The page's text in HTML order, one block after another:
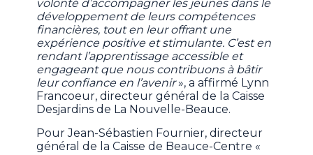
volonté d’accompagner les jeunes dans le
développement de leurs compétences
financières, tout en leur offrant une
expérience positive et stimulante. C’est en
rendant l’apprentissage accessible et
engageant que nous contribuons à bâtir
leur confiance en l’avenir», a affirmé Lynn
Francoeur, directeur général de la Caisse
Desjardins de La Nouvelle-Beauce.
Pour Jean-Sébastien Fournier, directeur
général de la Caisse de Beauce-Centre «